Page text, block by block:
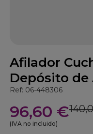
Afilador
Depósito de
Ref: 06-448306
96,60 €
(IVA no incluido)